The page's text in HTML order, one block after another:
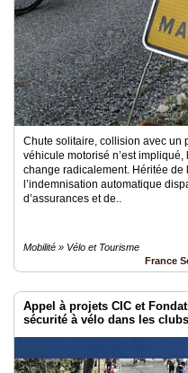
Chute solitaire, collision avec un
véhicule motorisé n’est
change radicalement. Héritée
l’indemnisation automatique
d’assurances et de..
Mobilité » Vélo et Tourisme
France
Appel à projets CIC et
sécurité à vélo dans les